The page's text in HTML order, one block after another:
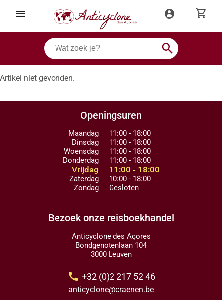
menu account_circle shopping_cart
search
Artikel niet gevonden.
Openingsuren
Maandag
Dinsdag
Woensdag
Donderdag
Vrijdag
Zaterdag
Zondag
11:00 - 18:00
11:00 - 18:00
11:00 - 18:00
11:00 - 18:00
11:00 - 18:00
10:00 - 18:00
Gesloten
Bezoek onze reisboekhandel
Anticyclone des Açores
Bondgenotenlaan 104
3000 Leuven
call +32 (0)2 217 52 46
anticyclone@craenen.be